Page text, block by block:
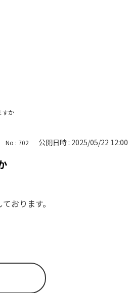
すか
No : 702 公開日時 : 2025/05/22 12:00
おります。